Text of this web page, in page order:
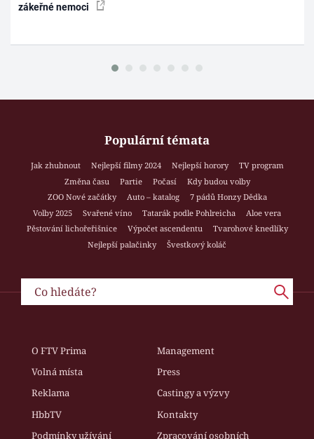
zákeřné nemoci
Populární témata
Jak zhubnout Nejlepší filmy 2024 Nejlepší horory
TV program
Změna času
Partie Počasí
Kdy budou volby
ZOO Nové začátky
Auto – katalog
7 pádů Honzy Dědka
Volby 2025
Svařené víno Tatarák podle Pohlreicha
Aloe vera
Pěstování lichořeřišnice
Výpočet ascendentu
Tvarohové knedlíky
Nejlepší palačinky
Švestkový koláč
O FTV Prima
Management
Volná místa
Press
Reklama
Castingy a výzvy
HbbTV
Kontakty
Podmínky užívání
Zpracování osobních